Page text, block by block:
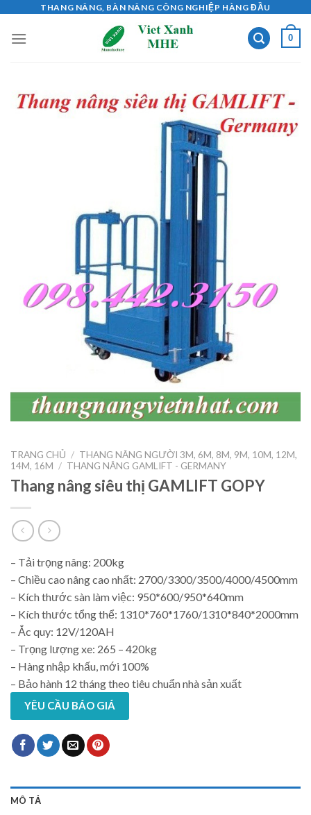
content
THANG NÂNG, BÀN NÂNG CÔNG NGHIỆP HÀNG ĐẦU
0
TRANG CHỦ / THANG NÂNG NGƯỜI 3M, 6M, 8M, 9M, 10M, 12M,
14M, 16M / THANG NÂNG GAMLIFT - GERMANY
Thang nâng siêu thị GAMLIFT GOPY
– Tải trọng nâng: 200kg
– Chiều cao nâng cao nhất: 2700/3300/3500/4000/4500mm
– Kích thước sàn làm việc: 950*600/950*640mm
– Kích thước tổng thể: 1310*760*1760/1310*840*2000mm
– Ắc quy: 12V/120AH
– Trọng lượng xe: 265 – 420kg
– Hàng nhập khấu, mới 100%
– Bảo hành 12 tháng theo tiêu chuẩn nhà sản xuất
YÊU CẦU BÁO GIÁ
MÔ TẢ